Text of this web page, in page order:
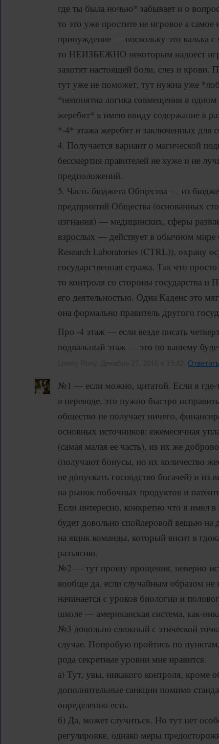
где ты была ночью* забывает и о
то это уже простите не игровое а
принуждение — поскольку это калька с
то НЕИЗБЕЖНО некоторым надоест
захотят настоящей боли, слез и крови.
тут уже не поможет, тут нужна уже
*непонятна логика совмещения в
жеребят* я имею ввиду содержание в
*-4* этажа жеребят и заключенных для
4. Получается вариант о магической
бессмертия правителей не хуже и не
предположений.
5. Часть бюджета Общества — из
предприятий Общества (основанных
изгнания) — медицинских, сферы
взрослых — действует в обычном мире
Research Laboratories (CTRL)), охрану
государственная стража. Так что
то контроля со стороны государства и
его деятельностью. Одна Каденс это
она формально правитель другого
Про -4 этаж — если везде писать
подвальный этаж — это по вашему
Ответить
№1 — если можно, цитатой. Если я где-
в переводе, это нужно быстро
общество не получает ничего,
основных источников: ежемесячная
(самая малая ее часть), из их же
(получают бонусы, но их количество
не допускать господство богачей) и из
на рынок побочных продуктов и
Если интересно, конкретно что я имел
будет довольно спойлеровой вещью
на ящик команды, который висит в
разъясню.
№2 — тут прошу прощения, неверно
вообще да, если случайным образом не
начинается с уроков биологии и
школе — американская система, как-
№3 довольно сложный с этической
случае. Попробую пройтись по
рода секретные уровни мне нравится.
а) Тут, увы, никакого контроля, кроме
дополнительные санкции помимо
определенно есть.
б) Да, может случиться. Но тут нет
регулировке, однако меры